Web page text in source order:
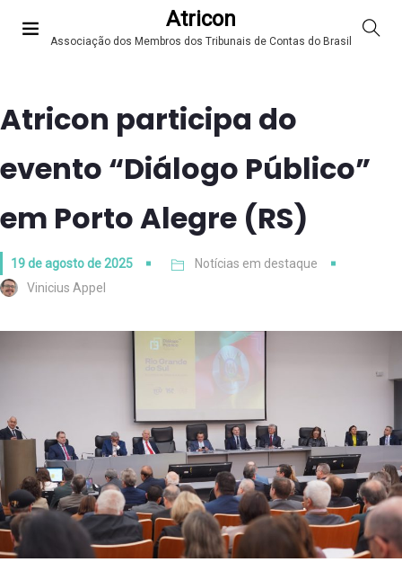
Atricon
Associação dos Membros dos Tribunais de Contas do Brasil
Atricon participa do
evento “Diálogo Público”
em Porto Alegre (RS)
19 de agosto de 2025
Notícias em destaque
Vinicius Appel